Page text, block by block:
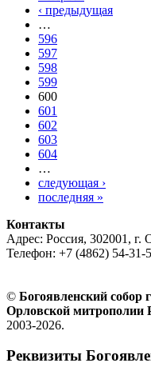
‹ предыдущая
…
596
597
598
599
600
601
602
603
604
…
следующая ›
последняя »
Контакты
Адрес: Россия, 302001, г.
Телефон: +7 (4862) 54-31-
© Богоявленский собор
Орловской митрополии
2003-2026.
Реквизиты